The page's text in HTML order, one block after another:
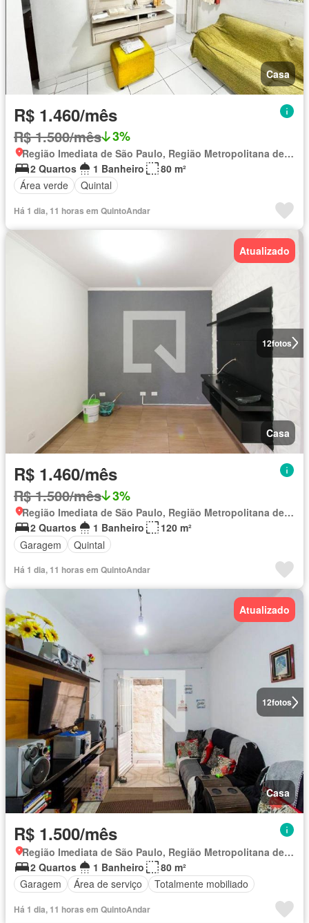
Casa
R$ 1.460/mês
R$ 1.500/mês 3%
Região Imediata de São Paulo, Região Metropolitana de São Paulo
2 Quartos
1 Banheiro
80 m²
Área verde
Quintal
Há 1 dia, 11 horas em QuintoAndar
12fotos
Atualizado
Casa
R$ 1.460/mês
R$ 1.500/mês 3%
Região Imediata de São Paulo, Região Metropolitana de São Paulo
2 Quartos
1 Banheiro
120 m²
Garagem
Quintal
Há 1 dia, 11 horas em QuintoAndar
12fotos
Atualizado
Casa
R$ 1.500/mês
Região Imediata de São Paulo, Região Metropolitana de São Paulo
2 Quartos
1 Banheiro
80 m²
Garagem
Área de serviço Totalmente mobiliado
Há 1 dia, 11 horas em QuintoAndar